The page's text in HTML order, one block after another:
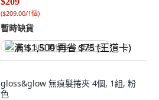
($209.00/1個)
暫時缺貨
满 $1,500 再省 $75 (王道卡)
gloss&glow 無痕髮捲夾 4個, 1組, 粉
色